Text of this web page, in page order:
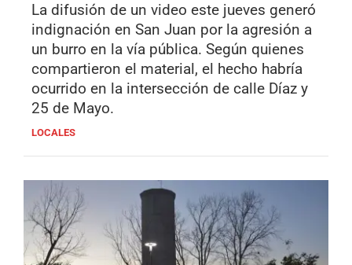
La difusión de un video este jueves generó
indignación en San Juan por la agresión a
un burro en la vía pública. Según quienes
compartieron el material, el hecho habría
ocurrido en la intersección de calle Díaz y
25 de Mayo.
LOCALES